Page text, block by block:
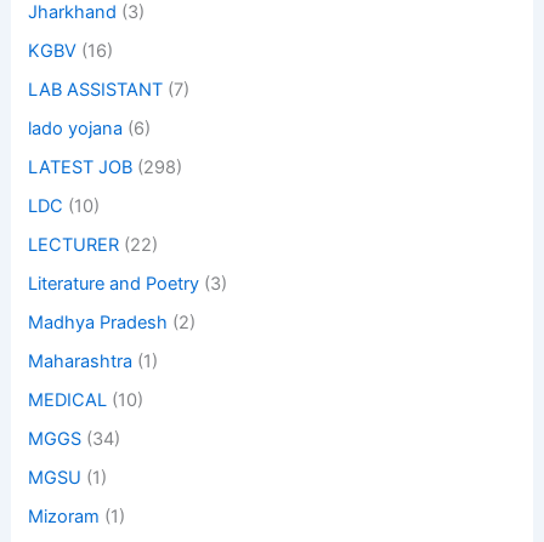
Jharkhand (3)
KGBV (16)
LAB ASSISTANT (7)
lado yojana (6)
LATEST JOB (298)
LDC (10)
LECTURER (22)
Literature and Poetry (3)
Madhya Pradesh (2)
Maharashtra (1)
MEDICAL (10)
MGGS (34)
MGSU (1)
Mizoram (1)